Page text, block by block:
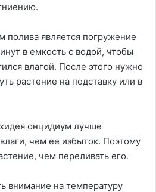
полива является погружение
в емкость с водой, чтобы
влагой. После этого нужно
растение на подставку или в
онцидиум лучше
чем ее избыток. Поэтому
чем переливать его.
внимание на температуру